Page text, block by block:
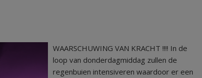
WAARSCHUWING VAN KRACHT !!!! In de
loop van donderdagmiddag zullen de
regenbuien intensiveren waardoor er een